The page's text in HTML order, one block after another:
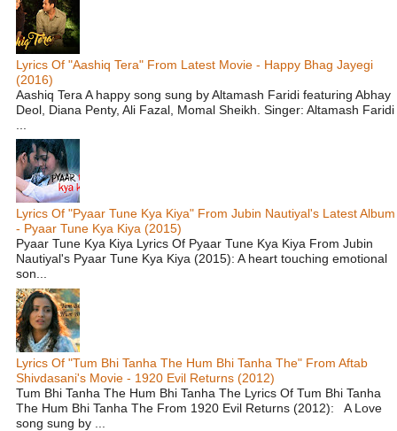
Lyrics Of "Aashiq Tera" From Latest Movie - Happy Bhag Jayegi
(2016)
Aashiq Tera A happy song sung by Altamash Faridi featuring Abhay
Deol, Diana Penty, Ali Fazal, Momal Sheikh. Singer: Altamash Faridi
Lyrics Of "Pyaar Tune Kya Kiya" From Jubin Nautiyal's Latest Album
- Pyaar Tune Kya Kiya (2015)
Pyaar Tune Kya Kiya Lyrics Of Pyaar Tune Kya Kiya From Jubin
Nautiyal's Pyaar Tune Kya Kiya (2015): A heart touching emotional
son...
Lyrics Of "Tum Bhi Tanha The Hum Bhi Tanha The" From Aftab
Shivdasani's Movie - 1920 Evil Returns (2012)
Tum Bhi Tanha The Hum Bhi Tanha The Lyrics Of Tum Bhi Tanha
The Hum Bhi Tanha The From 1920 Evil Returns (2012): A Love
song sung by ...